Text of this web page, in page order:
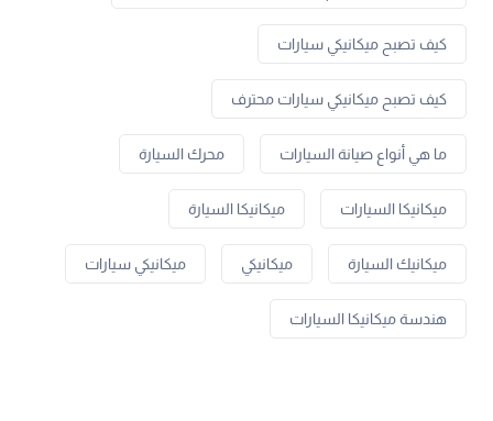
كيف تصبح ميكانيكي سيارات
كيف تصبح ميكانيكي سيارات محترف
ما هي أنواع صيانة السيارات محرك السيارة
ميكانيكا السيارات ميكانيكا السيارة
ميكانيك السيارة ميكانيكي ميكانيكي سيارات
هندسة ميكانيكا السيارات